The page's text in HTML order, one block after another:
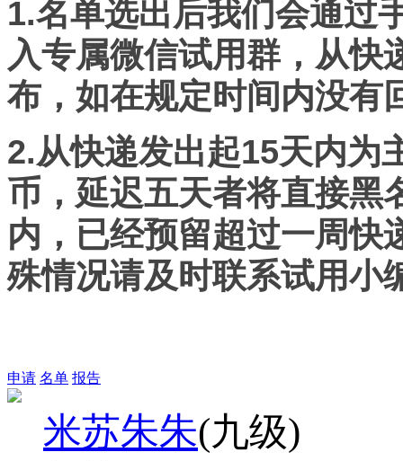
1.名单选出后我们会通过
入专属微信试用群，从快
布，如在规定时间内没有
2.从快递发出起15天内为
币，延迟五天者将直接黑
内，已经预留超过一周快
殊情况请及时联系试用小
申请 名单 报告
米苏朱朱(九级)